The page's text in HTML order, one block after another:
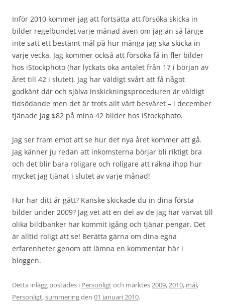
Inför 2010 kommer jag att fortsätta att försöka skicka in
bilder regelbundet varje månad även om jag än så länge
inte satt ett bestämt mål på hur många jag ska skicka in
varje vecka. Jag kommer också att försöka få in fler bilder
hos iStockphoto (har lyckats öka antalet från 17 i början av
året till 42 i slutet). Jag har väldigt svårt att få något
godkänt där och själva inskickningsproceduren är väldigt
tidsödande men det är trots allt värt besväret – i december
tjänade jag $82 på mina 42 bilder hos iStockphoto.
Jag ser fram emot att se hur det nya året kommer att gå.
Jag känner ju redan att inkomsterna börjar bli riktigt bra
och det blir bara roligare och roligare att räkna ihop hur
mycket jag tjänat i slutet av varje månad!
Hur har ditt år gått? Kanske skickade du in dina första
bilder under 2009? Jag vet att en del av de jag har värvat till
olika bildbanker har kommit igång och tjänar pengar. Det
är alltid roligt att se! Berätta gärna om dina egna
erfarenheter genom att lämna en kommentar här i
bloggen.
Detta inlägg postades i Personligtoch märktes2009,2010, mål,
Personligt,summeringden 01 januari 2010.